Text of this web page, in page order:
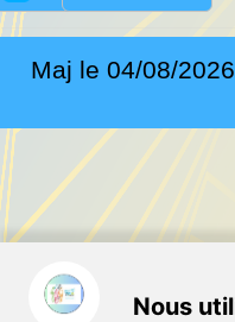
Maj le 04/08/2026